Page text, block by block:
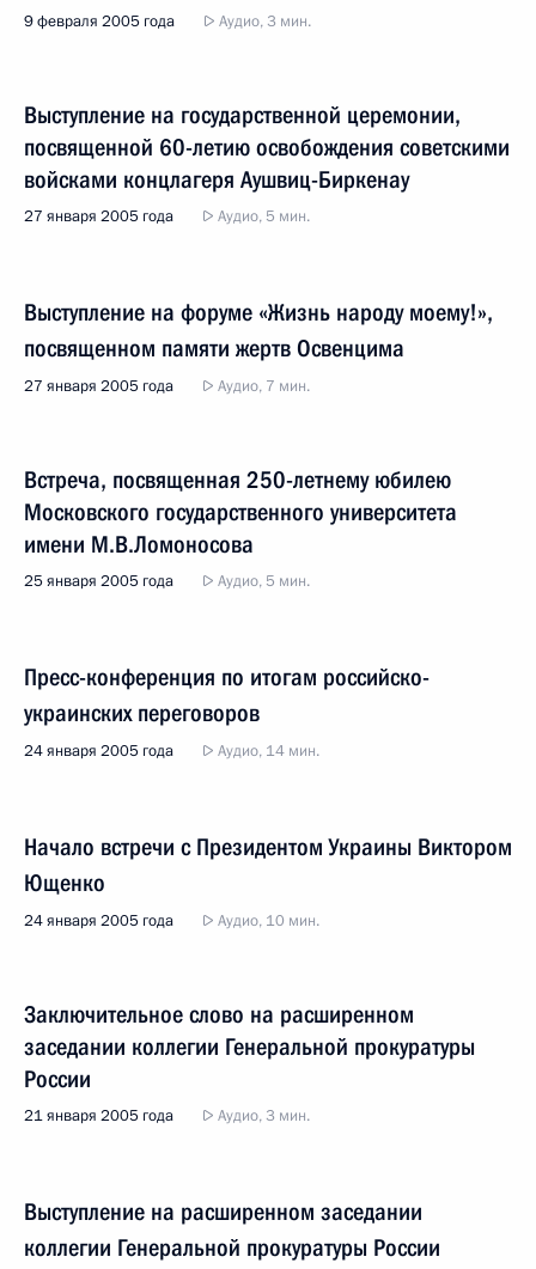
9 февраля 2005 года Аудио, 3 мин.
Выступление на государственной церемонии,
посвященной 60-летию освобождения советскими
войсками концлагеря Аушвиц-Биркенау
27 января 2005 года Аудио, 5 мин.
Выступление на форуме «Жизнь народу моему!»,
посвященном памяти жертв Освенцима
27 января 2005 года Аудио, 7 мин.
Встреча, посвященная 250-летнему юбилею
Московского государственного университета
имени М.В.Ломоносова
25 января 2005 года Аудио, 5 мин.
Пресс-конференция по итогам российско-
украинских переговоров
24 января 2005 года Аудио, 14 мин.
Начало встречи с Президентом Украины Виктором
Ющенко
24 января 2005 года Аудио, 10 мин.
Заключительное слово на расширенном
заседании коллегии Генеральной прокуратуры
России
21 января 2005 года Аудио, 3 мин.
Выступление на расширенном заседании
коллегии Генеральной прокуратуры России